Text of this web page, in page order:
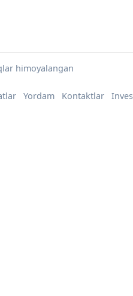
himoyalangan
Yordam Kontaktlar